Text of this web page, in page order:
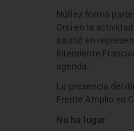
Núñez formó
Orsi en la
asistió en
intendente
agenda.
La presencia del
Frente Amplio en
No ha lugar